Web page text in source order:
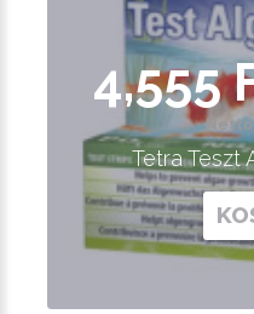
4,555
Nettó
Tetra Teszt